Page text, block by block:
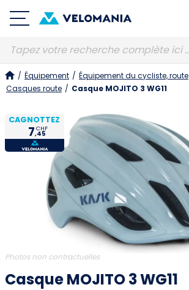
/ Équipement / Équipement du cycliste, route
Casques route / Casque MOJITO 3 WG11
CAGNOTTEZ
7,45
CHF
Photos non contractuelles
Casque MOJITO 3 WG11